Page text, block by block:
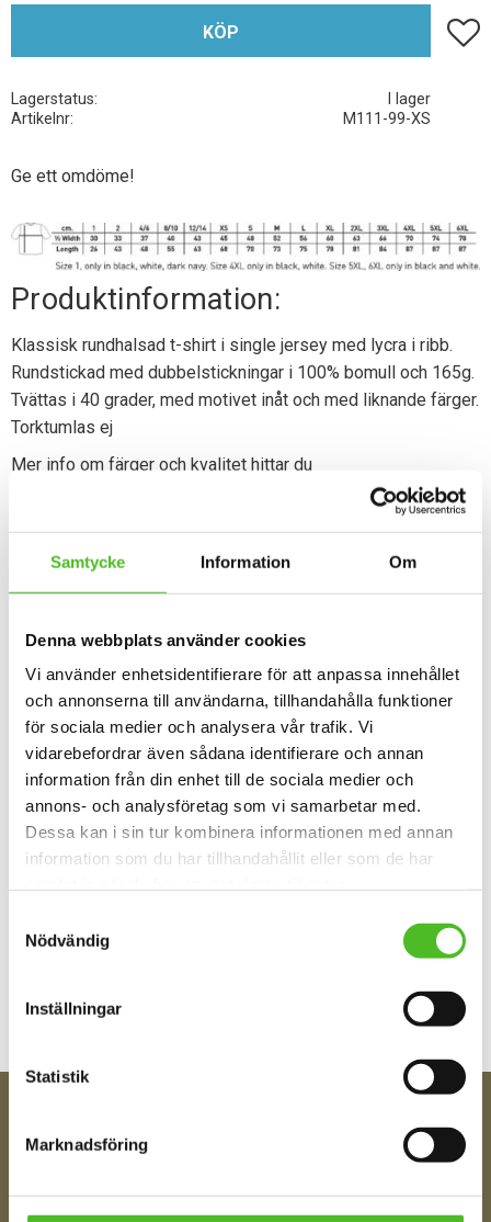
Samtycke Information Om
Denna webbplats använder cookies
Vi använder enhetsidentifierare för att anpassa innehållet
och annonserna till användarna, tillhandahålla funktioner
för sociala medier och analysera vår trafik. Vi
vidarebefordrar även sådana identifierare och annan
information från din enhet till de sociala medier och
annons- och analysföretag som vi samarbetar med.
Dessa kan i sin tur kombinera informationen med annan
information som du har tillhandahållit eller som de har
Nödvändig
Inställningar
Statistik
Marknadsföring
KÖP Lägg
Lagerstatus
I lager
Artikelnr
M111-99-XS
Ge ett omdöme!
Produktinformation:
Klassisk rundhalsad t-shirt i single jersey med lycra i ribb.
Rundstickad med dubbelstickningar i 100% bomull och 165g.
Tvättas i 40 grader, med motivet inåt och med liknande färger.
Torktumlas ej
Mer info om färger och kvalitet hittar du
Dela med dig
Omdömen
Du
Bli den första att lämna ett omdöme.
FÅ TIPS OM NYHETER!